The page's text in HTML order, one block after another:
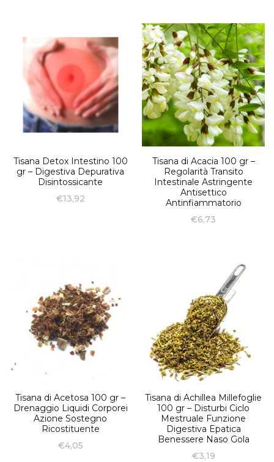
Tisana Detox Intestino 100
gr – Digestiva Depurativa
Disintossicante
€13,92
Tisana di Acacia 100 gr –
Regolarità Transito
Intestinale Astringente
Antisettico
Antinfiammatorio
€6,73
Tisana di Acetosa 100 gr –
Drenaggio Liquidi Corporei
Azione Sostegno
Ricostituente
€4,05
Tisana di Achillea Millefoglie
100 gr – Disturbi Ciclo
Mestruale Funzione
Digestiva Epatica
Benessere Naso Gola
€3,19